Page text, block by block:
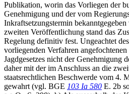
Publikation, worin das Vorliegen der
Genehmigung und der vom
Inkraftsetzungstermin
zweiten Veröffentlichung stand das
Regelung definitiv fest. Ungeachtet
vorliegenden Verfahren
Jagdgesetzes nicht der Genehmigung
daher mit der im Anschluss an die
staatsrechtlichen Beschwerde vom 4.
gewahrt (vgl. BGE 103 Ia 580 E. 2b